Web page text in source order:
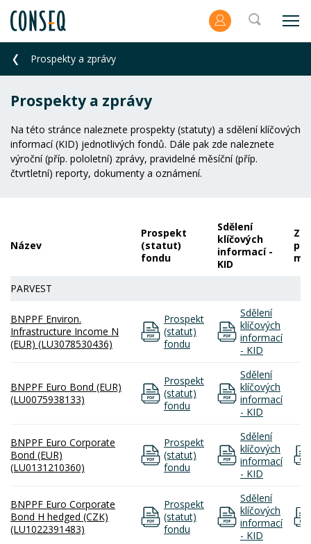
Prospekty a zprávy
Prospekty a zprávy
Na této stránce naleznete prospekty (statuty) a sdělení klíčových
informací (KID) jednotlivých fondů. Dále pak zde naleznete
výroční (příp. pololetní) zprávy, pravidelné měsíční (příp.
čtvrtletní) reporty, dokumenty a oznámení.
Název
Prospekt
(statut)
fondu
Sdělení
klíčových
informací -
KID
PARVEST
BNPPF Environ.
Infrastructure Income N
(EUR) (LU3078530436)
Prospekt
(statut)
fondu
Sdělení
klíčových
informací
- KID
BNPPF Euro Bond (EUR)
(LU0075938133)
Prospekt
(statut)
fondu
Sdělení
klíčových
informací
- KID
BNPPF Euro Corporate
Bond (EUR)
(LU0131210360)
Prospekt
(statut)
fondu
Sdělení
klíčových
informací
- KID
BNPPF Euro Corporate
Bond H hedged (CZK)
(LU1022391483)
Prospekt
(statut)
fondu
Sdělení
klíčových
informací
- KID